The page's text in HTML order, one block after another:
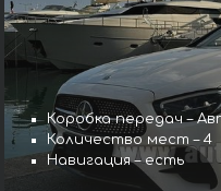
Коробка передач –
Количество мест – 4
Навигация – есть